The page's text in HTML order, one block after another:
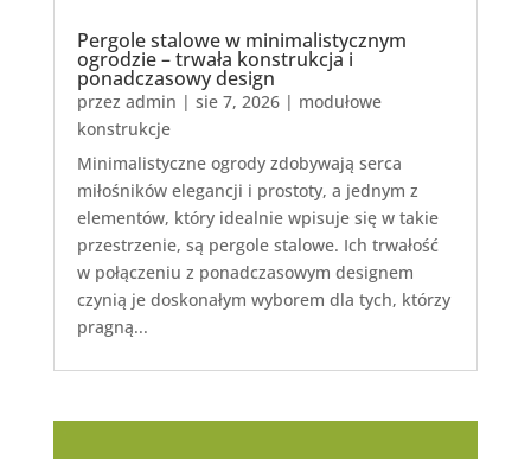
Pergole stalowe w minimalistycznym
ogrodzie – trwała konstrukcja i
ponadczasowy design
przez admin | sie 7, 2026| modułowe
konstrukcje
Minimalistyczne ogrody zdobywają serca
miłośników elegancji i prostoty, a jednym z
elementów, który idealnie wpisuje się w takie
przestrzenie, są pergole stalowe. Ich trwałość
w połączeniu z ponadczasowym designem
czynią je doskonałym wyborem dla tych, którzy
pragną...